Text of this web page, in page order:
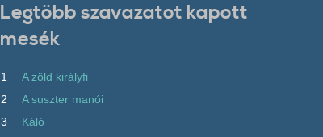
Legtöbb szavazatot kapott
mesék
1
A zöld királyfi
2
A suszter manói
3
Káló